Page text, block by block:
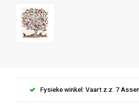
Fysieke winkel: Vaart z.z. 7